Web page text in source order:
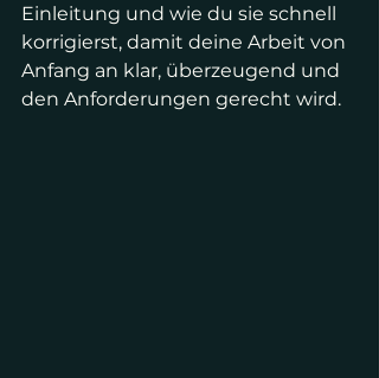
Einleitung und wie du sie schnell
korrigierst, damit deine Arbeit von
Anfang an klar, überzeugend und
den Anforderungen gerecht wird.